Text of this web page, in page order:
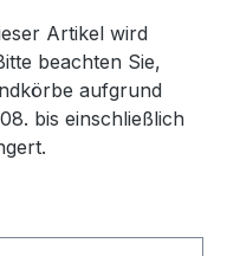
Artikel wird
beachten Sie,
aufgrund
bis einschließlich